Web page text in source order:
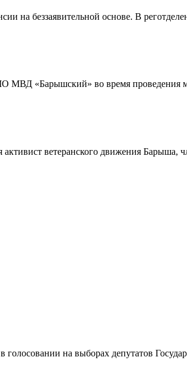
на беззаявительной основе. В
МВД «Барышский» во время проведения
ветеранского движения
голосовании на выборах депутатов